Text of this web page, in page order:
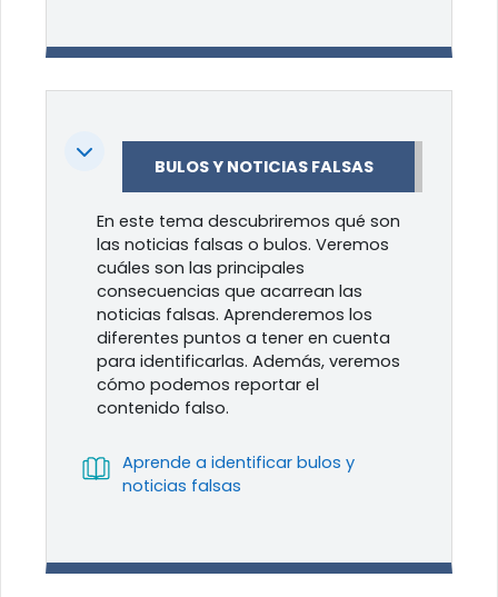
Colapsar BULOS Y NOTICIAS FALSAS
En este tema descubriremos qué son
las noticias falsas o bulos. Veremos
cuáles son las principales
consecuencias que acarrean las
noticias falsas. Aprenderemos los
diferentes puntos a tener en cuenta
para identificarlas. Además, veremos
cómo podemos reportar el
contenido falso.
Aprende a identificar bulos y
noticias falsas